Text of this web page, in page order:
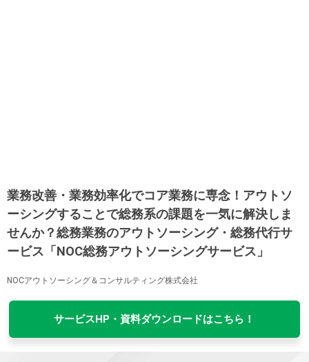
業務改善・業務効率化でコア業務に専念！アウトソ
ーシングすることで総務系の課題を一気に解決しま
せんか？総務業務のアウトソーシング・総務代行サ
ービス「NOC総務アウトソーシングサービス」
NOCアウトソーシング＆コンサルティング株式会社
サービスHP・資料ダウンロードはこちら！